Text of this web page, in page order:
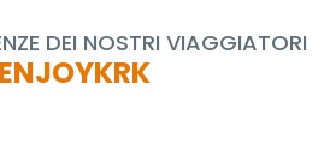
DEI NOSTRI VIAGGIATORI